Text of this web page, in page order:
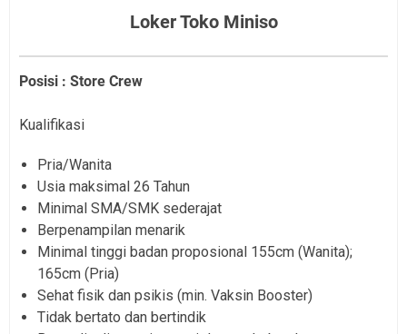
Loker Toko Miniso
Posisi : Store Crew
Kualifikasi
Pria/Wanita
Usia maksimal 26 Tahun
Minimal SMA/SMK sederajat
Berpenampilan menarik
Minimal tinggi badan proposional 155cm (Wanita);
165cm (Pria)
Sehat fisik dan psikis (min. Vaksin Booster)
Tidak bertato dan bertindik